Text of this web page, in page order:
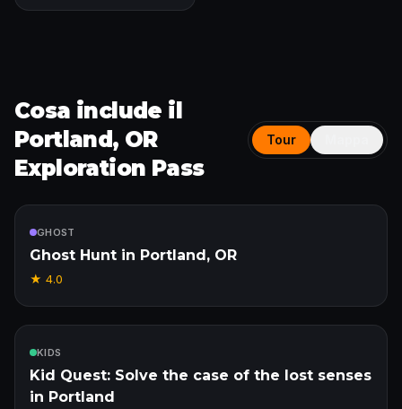
Cosa include il
Portland, OR
Exploration Pass
Tour
GHOST
Ghost Hunt in Portland, OR
★ 4.0
KIDS
Kid Quest: Solve the case of the lost senses
in Portland